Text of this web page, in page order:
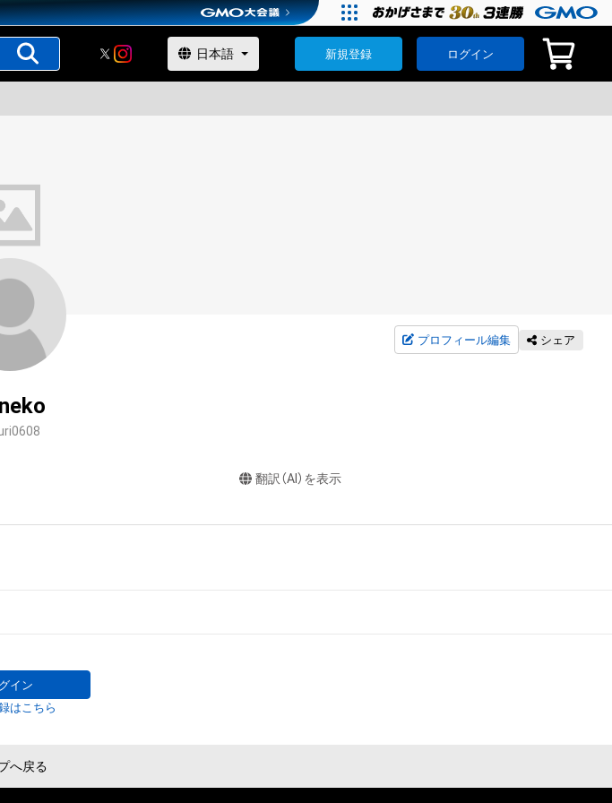
新規登録 ログイン
プロフィール編集 シェア
翻訳（AI）を表示
イン
はこちら
へ戻る